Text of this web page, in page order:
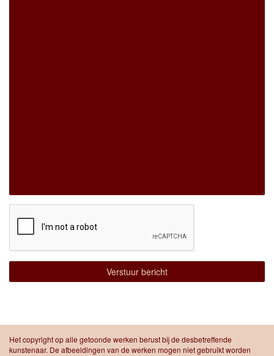
Het copyright op alle getoonde werken berust bij de desbetreffende
kunstenaar. De afbeeldingen van de werken mogen niet gebruikt worden